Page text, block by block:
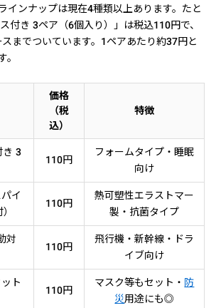
インナップは現在4種類以上あります。たと
付き 3ペア（6個入り）」は税込110円で、
までついています。1ペアあたり約37円と
価格
（税
込）
特徴
き 3
110円
フォームタイプ・睡眠
向け
イ
110円
熱可塑性エラストマー
製・抗菌タイプ
対
110円
飛行機・新幹線・ドラ
イブ向け
ト
110円
マスク等もセット・ 防
災用途にも◎